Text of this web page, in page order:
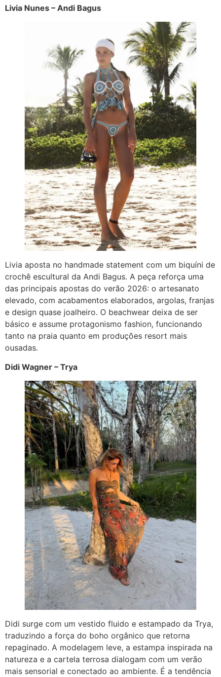
Livia Nunes – Andi Bagus
Livia aposta no handmade statement com um biquíni de
crochê escultural da Andi Bagus. A peça reforça uma
das principais apostas do verão 2026: o artesanato
elevado, com acabamentos elaborados, argolas, franjas
e design quase joalheiro. O beachwear deixa de ser
básico e assume protagonismo fashion, funcionando
tanto na praia quanto em produções resort mais
ousadas.
Didi Wagner – Trya
Didi surge com um vestido fluido e estampado da Trya,
traduzindo a força do boho orgânico que retorna
repaginado. A modelagem leve, a estampa inspirada na
natureza e a cartela terrosa dialogam com um verão
mais sensorial e conectado ao ambiente. É a tendência